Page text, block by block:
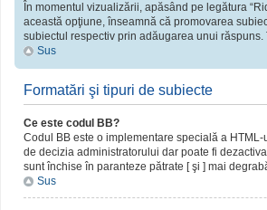
În momentul vizualizării, apăsând pe legătura
această opţiune, înseamnă că promovarea
subiectul respectiv prin adăugarea unui
Sus
Formatări şi tipuri de subiecte
Ce este codul BB?
Codul BB este o implementare specială a
de decizia administratorului dar poate fi
sunt închise în paranteze pătrate [ şi ] mai
Sus